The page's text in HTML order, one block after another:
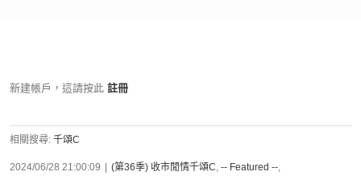
新建帳戶，這請按此 註冊
相關搜尋: 千頌C
2024/06/28 21:00:09 (第36季) 收市閒情千頌C, -- Featured --,